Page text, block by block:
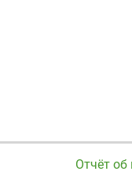
Отчёт